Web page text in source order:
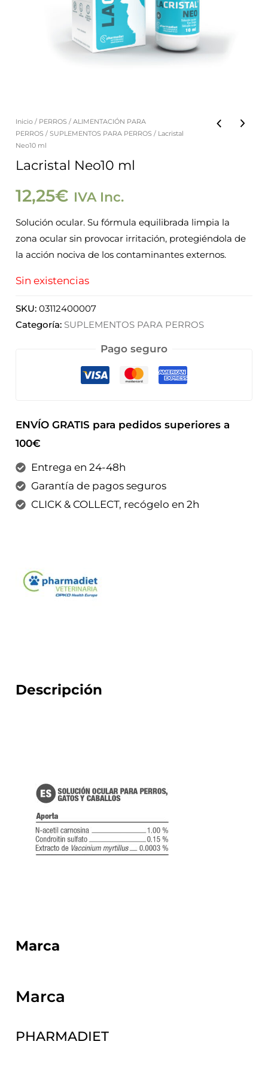
Inicio / PERROS /ALIMENTACIÓN PARA
PERROS /SUPLEMENTOS PARA PERROS / Lacristal
Neo10 ml
Lacristal Neo10 ml
12,25€ IVA Inc.
Solución ocular. Su fórmula equilibrada limpia la
zona ocular sin provocar irritación, protegiéndola de
la acción nociva de los contaminantes externos.
Sin existencias
SKU:03112400007
Categoría: SUPLEMENTOS PARA PERROS
Pago seguro
ENVÍO GRATIS para pedidos superiores a
100€
Entrega en 24-48h
Garantía de pagos seguros
CLICK & COLLECT, recógelo en 2h
Descripción
Marca
Marca
PHARMADIET